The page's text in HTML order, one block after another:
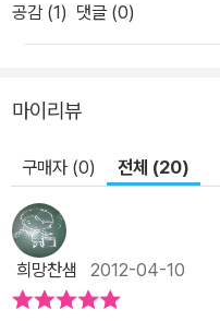
망적인 상황과 노력을 보상이
은 미래를 얻게 된다. 『소공녀』라는 제목에서도 짐작할 수 있듯이 이
깔려 있다. 하지만 ‘공주’라는
초점이 맞추어져 있다는 데
인 상황에 놓인 사라가 자신
는 데 원동력으로 작용한 ‘상
고 할 수 있을 것이다. 고난 속
탐욕과 이기의 결정체로 결국
공감 (1) 댓글 (0)
마이리뷰
구매자 (0) 전체 (20)
희망찬샘 2012-04-10